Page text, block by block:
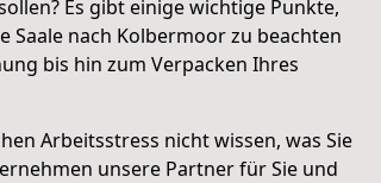
Es gibt einige wichtige Punkte,
Saale nach Kolbermoor zu beachten
bis hin zum Verpacken Ihres
Arbeitsstress nicht wissen, was Sie
unsere Partner für Sie und